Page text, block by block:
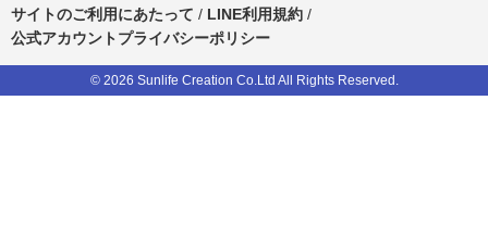
サイトのご利用にあたって / LINE利用規約 /
公式アカウントプライバシーポリシー
© 2026 Sunlife Creation Co.Ltd All Rights Reserved.